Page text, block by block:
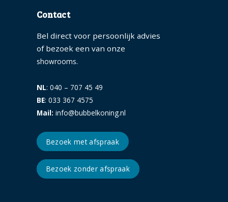
Contact
Bel direct voor persoonlijk advies
of bezoek een van onze
showrooms.
NL: 040 – 707 45 49
BE: 033 367 4575
Mail: info@bubbelkoning.nl
Bezoek met afspraak
Bezoek zonder afspraak